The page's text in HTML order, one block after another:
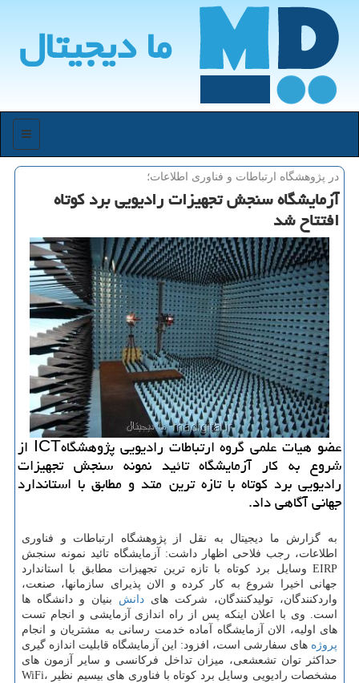
ما دیجیتال
منو
در پژوهشگاه ارتباطات و فناوری اطلاعات؛
آزمایشگاه سنجش تجهیزات رادیویی برد كوتاه
افتتاح شد
عضو هیات علمی گروه ارتباطات رادیویی پژوهشگاهICT از
شروع به كار آزمایشگاه تائید نمونه سنجش تجهیزات
رادیویی برد كوتاه با تازه ترین متد و مطابق با استاندارد
جهانی آگاهی داد.
به گزارش ما دیجیتال به نقل از پژوهشگاه ارتباطات و فناوری
اطلاعات، رجب فلاحی اظهار داشت: آزمایشگاه تائید نمونه سنجش
EIRP وسایل برد کوتاه با تازه ترین تجهیزات مطابق با استاندارد
جهانی اخیرا شروع به کار کرده و الان پذیرای سازمانها، صنعت،
واردکنندگان، تولیدکنندگان، شرکت های دانش بنیان و دانشگاه ها
است. وی با اعلان اینکه پس از راه اندازی آزمایشی و انجام تست
های اولیه، الان آزمایشگاه آماده خدمت رسانی به مشتریان و انجام
پروژه های سفارشی است، افزود: این آزمایشگاه قابلیت اندازه گیری
حداکثر توان تشعشعی، میزان تداخل فرکانسی و سایر آزمون های
مشخصات رادیویی وسایل برد کوتاه با فناوری های بیسیم نظیر WiFi،